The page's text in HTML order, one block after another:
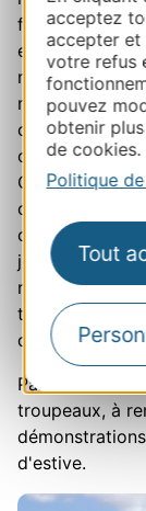
acceptez
accepter
votre refus
pouvez
obtenir
de cookies.
Politique
Tout
fleurs et de
estives
mètres
mai et en juin,
chevaux de
où les
Couserans, de
chacune leur
caussenardes
jours durant
rouvrent des
transhumance
d'incendie.
Partout, le
troupeaux, à
d'estive.